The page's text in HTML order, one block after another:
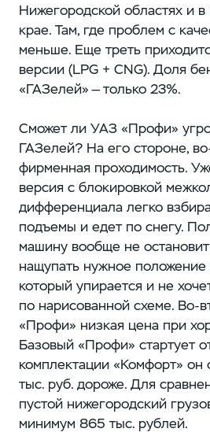
Нижегородской областях и
крае. Там, где проблем с
меньше. Еще треть
версии (LPG + CNG). Доля
«ГАЗелей» — только 23%.
Сможет ли УАЗ «Профи»
ГАЗелей? На его стороне,
фирменная проходимость.
версия с блокировкой
дифференциала легко
подъемы и едет по снегу.
машину вообще не
нащупать нужное положение
который упирается и не
по нарисованной схеме. Во-
«Профи» низкая цена при
Базовый «Профи» стартует
комплектации «Комфорт» он
тыс. руб. дороже. Для
пустой нижегородский
минимум 865 тыс. рублей.